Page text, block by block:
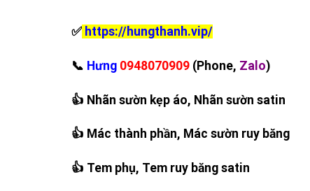
✅ https://hungthanh.vip/
‪📞 Hưng 0948070909 (Phone, Zalo)
👍 Nhãn sườn kẹp áo, Nhãn sườn satin
👍 Mác thành phần, Mác sườn ruy băng
👍 Tem phụ, Tem ruy băng satin